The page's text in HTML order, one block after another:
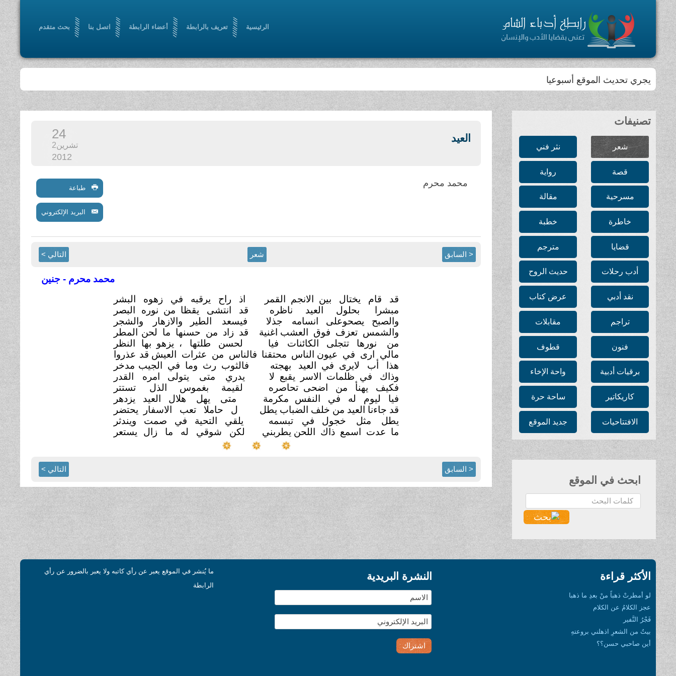
الرئيسية تعريف بالرابطة أعضاء الرابطة اتصل بنا بحث متقدم
يجري تحديث الموقع أسبوعيا
تصنيفات
شعر نثر فني
قصة رواية
مسرحية مقالة
خاطرة خطبة
قضايا مترجم
أدب رحلات حديث الروح
نقد أدبي عرض كتاب
تراجم مقابلات
فنون قطوف
برقيات أدبية واحة الإخاء
كاريكاتير ساحة حرة
الافتتاحيات جديد الموقع
ابحث في الموقع
البحث...
العيد 24
تشرين2
2012
محمد محرم طباعة
البريد الإلكتروني
< السابق شعر التالي >
محمد محرم - جنين
قد قام يختال بين الانجم القمر
مبشرا بحلول العيد ناظره
والصبح يصحوعلى انسامه
جذلا
والشمس تعزف فوق العشب اغنية
من نورها تتجلى الكائنات
فيا
مالي ارى في عيون الناس محتقنا
هذا أب لايرى في العيد
بهجته
وذاك في ظلمات الاسر يقبع لا
فكيف يهنأ من اضحى تحاصره
فيا ليوم له في النفس
مكرمة
قد جاءنا العيد من خلف الضباب يطل
يطل مثل خجول في تبسمه
ما عدت اسمع ذاك اللحن يطربني
اذ راح يرقبه في زهوه البشر
قد انتشى يقظا من نوره
البصر
فيسعد الطير والازهار
والشجر
قد زاد من حسنها ما لحن
المطر
لحسن طلتها ، يزهو بها
النظر
فالناس من عثرات العيش قد عذروا
فالثوب رث وما في الجيب مدخر
يدري متى يتولى امره
القدر
لقيمة بغموس الذل تستتر
متى يهل هلال العيد يزدهر
ل حاملا تعب الاسفار يحتضر
يلقي التحية في صمت ويندثر
لكن شوقي له ما زال
يستعر
< السابق التالي >
الأكثر قراءة
لو أمطرتْ ذهباً منْ بعدِ ما ذهبا
عجز الكلامُ عن الكلام
فَجْرُ النَّفير
بيتٌ من الشعرِ اذهلني بروعتهِ
أين صاحبي حسن؟؟
النشرة البريدية
ما يُنشر في الموقع يعبر عن رأي كاتبه ولا يعبر بالضرور عن رأي
الرابطة